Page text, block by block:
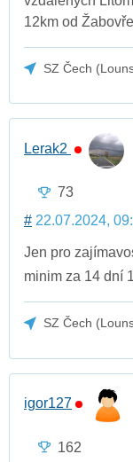
12km od
SZ Čech
Lerak2
73
# 22.07.2024,
Jen pro
minim za 14 dní
SZ Čech
igor127
162